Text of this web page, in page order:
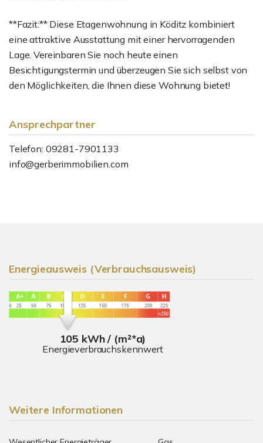
**Fazit:** Diese Etagenwohnung in Köditz kombiniert
eine attraktive Ausstattung mit einer hervorragenden
Lage. Vereinbaren Sie noch heute einen
Besichtigungstermin und überzeugen Sie sich selbst von
den Möglichkeiten, die Ihnen diese Wohnung bietet!
Ansprechpartner
Telefon: 09281-7901133
info@gerberimmobilien.com
Energieausweis (Verbrauchsausweis)
105 kWh / (m²*a)
Energieverbrauchskennwert
Weitere Informationen